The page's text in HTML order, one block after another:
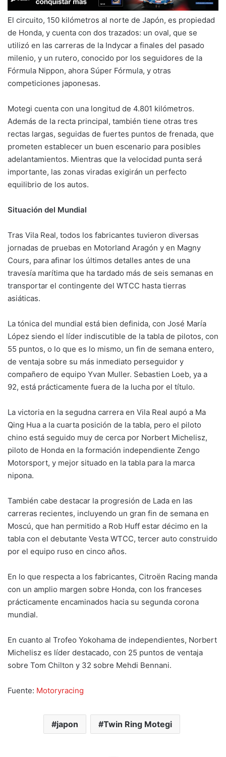
El circuito, 150 kilómetros al norte de Japón, es propiedad
de Honda, y cuenta con dos trazados: un oval, que se
utilizó en las carreras de la Indycar a finales del pasado
milenio, y un rutero, conocido por los seguidores de la
Fórmula Nippon, ahora Súper Fórmula, y otras
competiciones japonesas.
Motegi cuenta con una longitud de 4.801 kilómetros.
Además de la recta principal, también tiene otras tres
rectas largas, seguidas de fuertes puntos de frenada, que
prometen establecer un buen escenario para posibles
adelantamientos. Mientras que la velocidad punta será
importante, las zonas viradas exigirán un perfecto
equilibrio de los autos.
Situación del Mundial
Tras Vila Real, todos los fabricantes tuvieron diversas
jornadas de pruebas en Motorland Aragón y en Magny
Cours, para afinar los últimos detalles antes de una
travesía marítima que ha tardado más de seis semanas en
transportar el contingente del WTCC hasta tierras
asiáticas.
La tónica del mundial está bien definida, con José María
López siendo el líder indiscutible de la tabla de pilotos, con
55 puntos, o lo que es lo mismo, un fin de semana entero,
de ventaja sobre su más inmediato perseguidor y
compañero de equipo Yvan Muller. Sebastien Loeb, ya a
92, está prácticamente fuera de la lucha por el título.
La victoria en la segudna carrera en Vila Real aupó a Ma
Qing Hua a la cuarta posición de la tabla, pero el piloto
chino está seguido muy de cerca por Norbert Michelisz,
piloto de Honda en la formación independiente Zengo
Motorsport, y mejor situado en la tabla para la marca
nipona.
También cabe destacar la progresión de Lada en las
carreras recientes, incluyendo un gran fin de semana en
Moscú, que han permitido a Rob Huff estar décimo en la
tabla con el debutante Vesta WTCC, tercer auto construido
por el equipo ruso en cinco años.
En lo que respecta a los fabricantes, Citroën Racing manda
con un amplio margen sobre Honda, con los franceses
prácticamente encaminados hacia su segunda corona
mundial.
En cuanto al Trofeo Yokohama de independientes, Norbert
Michelisz es líder destacado, con 25 puntos de ventaja
sobre Tom Chilton y 32 sobre Mehdi Bennani.
Fuente: Motoryracing
japon Twin Ring Motegi